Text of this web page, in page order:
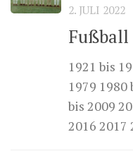
2. JULI 2022
Fußball
1921 bis
1979 1980
bis 2009
2016 2017